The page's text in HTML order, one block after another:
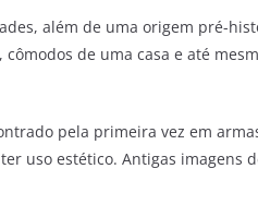
além de uma origem pré-
de uma casa e até
pela primeira vez em
uso estético. Antigas imagens